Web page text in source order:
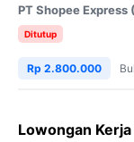
PT Shopee Express
Ditutup
Rp 2.800.000
Lowongan